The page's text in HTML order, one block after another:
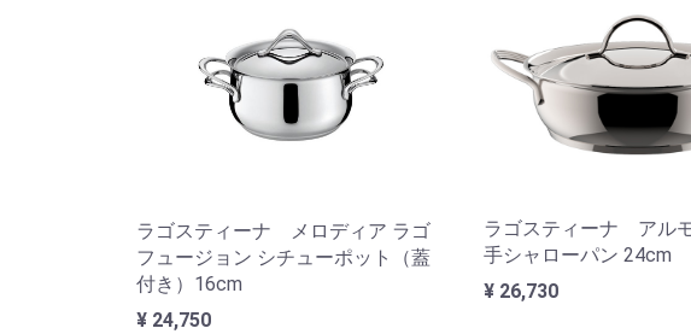
ラゴスティーナ メロディア ラゴ
フュージョン シチューポット（蓋
付き）16cm
¥ 24,750
ラゴスティーナ アル
手シャローパン 24cm
¥ 26,730